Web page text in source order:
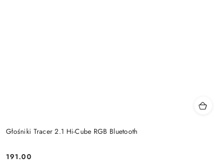
Głośniki Tracer 2.1 Hi-Cube RGB Bluetooth
Price:
191.00